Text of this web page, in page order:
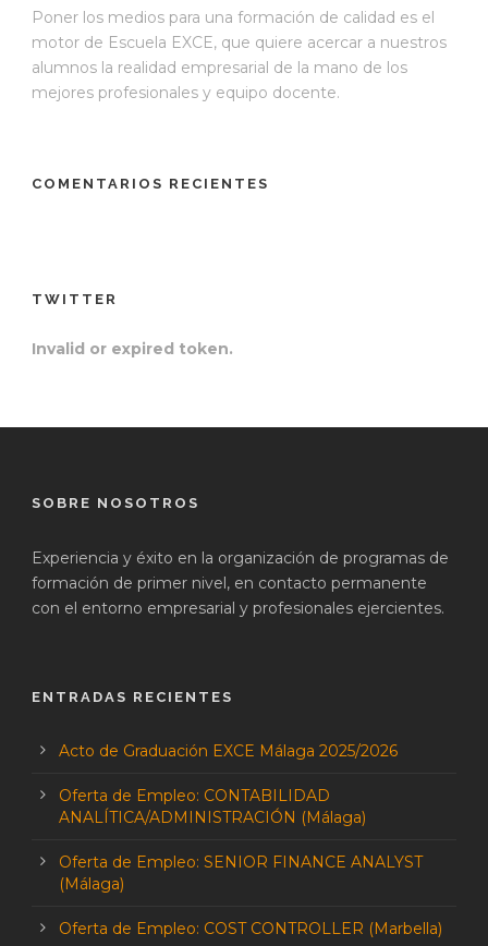
Poner los medios para una formación de calidad es el
motor de Escuela EXCE, que quiere acercar a nuestros
alumnos la realidad empresarial de la mano de los
mejores profesionales y equipo docente.
COMENTARIOS RECIENTES
TWITTER
Invalid or expired token.
SOBRE NOSOTROS
Experiencia y éxito en la organización de programas de
formación de primer nivel, en contacto permanente
con el entorno empresarial y profesionales ejercientes.
ENTRADAS RECIENTES
Acto de Graduación EXCE Málaga 2025/2026
Oferta de Empleo: CONTABILIDAD
ANALÍTICA/ADMINISTRACIÓN (Málaga)
Oferta de Empleo: SENIOR FINANCE ANALYST
(Málaga)
Oferta de Empleo: COST CONTROLLER (Marbella)